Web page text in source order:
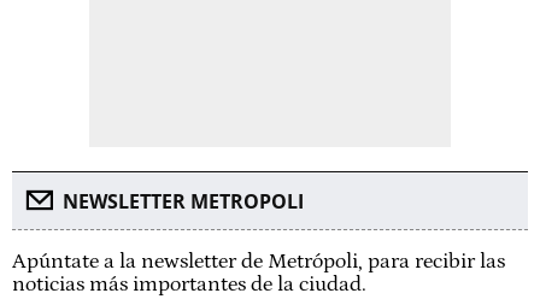
NEWSLETTER METROPOLI
Apúntate a la newsletter de Metrópoli, para recibir las
noticias más importantes de la ciudad.